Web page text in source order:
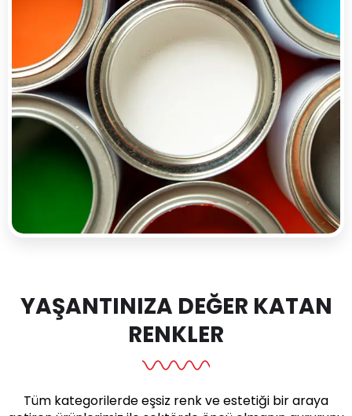
YAŞANTINIZA DEĞER KATAN
RENKLER
Tüm kategorilerde eşsiz renk ve estetiği bir araya